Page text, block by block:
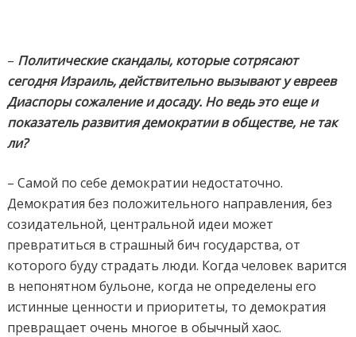
– Политические скандалы, которые сотрясают
сегодня Израиль, действительно вызывают у евреев
Диаспоры сожаление и досаду. Но ведь это еще и
показатель развития демократии в обществе, не так
ли?
– Самой по себе демократии недостаточно.
Демократия без положительного направления, без
созидательной, центральной идеи может
превратиться в страшный бич государства, от
которого буду страдать люди. Когда человек варится
в непонятном бульоне, когда не определены его
истинные ценности и приоритеты, то демократия
превращает очень многое в обычный хаос.